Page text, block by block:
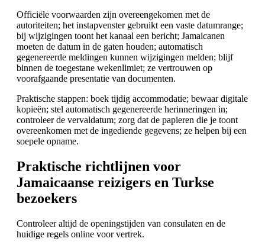
Officiële voorwaarden zijn overeengekomen met de
autoriteiten; het instapvenster gebruikt een vaste datumrange;
bij wijzigingen toont het kanaal een bericht; Jamaicanen
moeten de datum in de gaten houden; automatisch
gegenereerde meldingen kunnen wijzigingen melden; blijf
binnen de toegestane wekenlimiet; ze vertrouwen op
voorafgaande presentatie van documenten.
Praktische stappen: boek tijdig accommodatie; bewaar digitale
kopieën; stel automatisch gegenereerde herinneringen in;
controleer de vervaldatum; zorg dat de papieren die je toont
overeenkomen met de ingediende gegevens; ze helpen bij een
soepele opname.
Praktische richtlijnen voor
Jamaicaanse reizigers en Turkse
bezoekers
Controleer altijd de openingstijden van consulaten en de
huidige regels online voor vertrek.